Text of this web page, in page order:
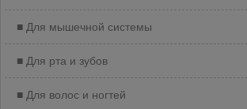
Для мышечной системы
Для рта и зубов
Для волос и ногтей